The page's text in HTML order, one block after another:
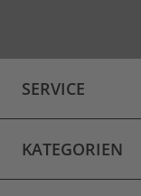
SERVICE
KATEGORIEN